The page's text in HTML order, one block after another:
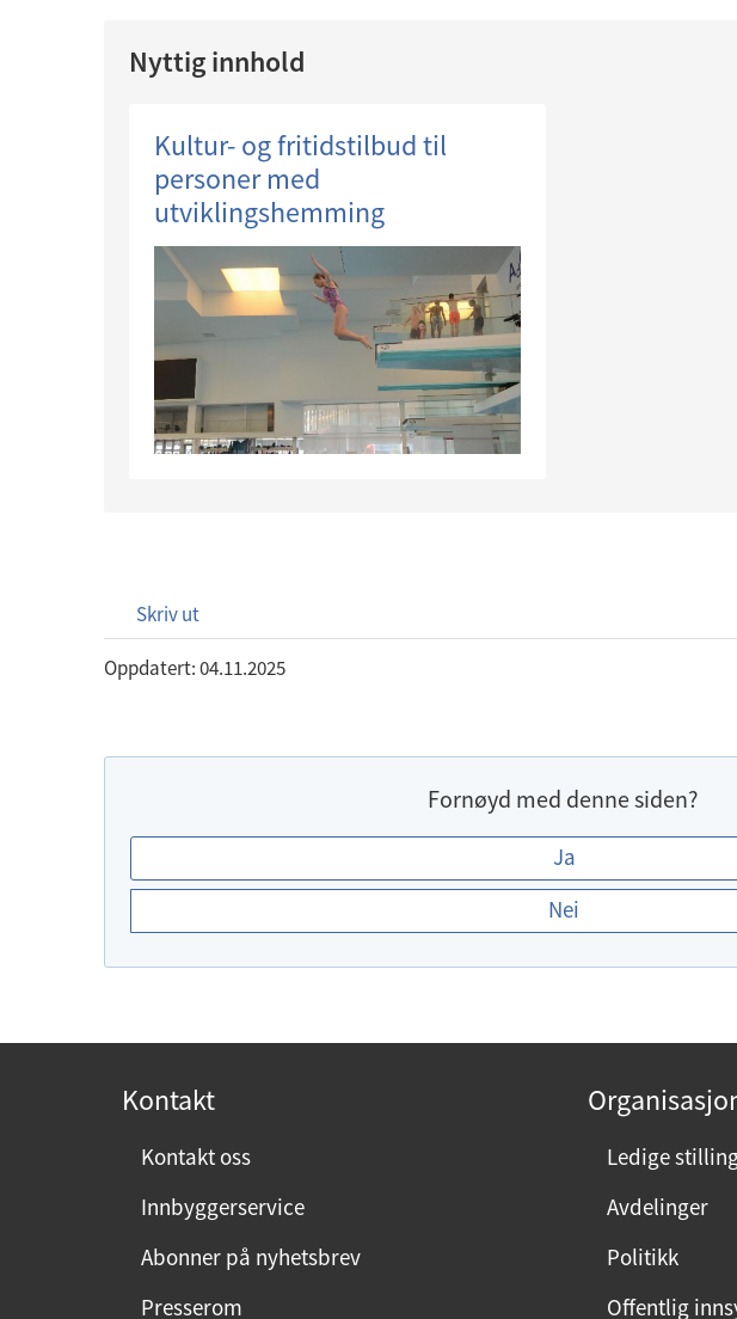
Nyttig innhold
Kultur- og fritidstilbud til
personer med
utviklingshemming
Skriv ut
Oppdatert: 04.11.2025
Fornøyd med denne siden?
E
r
r
ø
m
Ja
Nei
Kontakt
Kontakt oss
Innbyggerservice
Abonner på nyhetsbrev
Presserom
Ledige
Avdelinger
Politikk
Offentlig